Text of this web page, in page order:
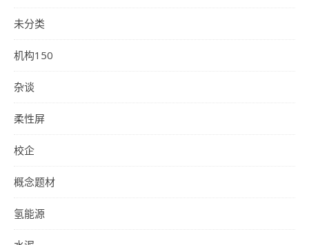
未分类
机构150
杂谈
柔性屏
校企
概念题材
氢能源